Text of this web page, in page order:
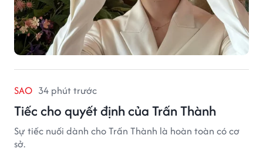
SAO 34 phút trước
Tiếc cho quyết định của Trấn Thành
Sự tiếc nuối dành cho Trấn Thành là hoàn toàn có cơ
sở.